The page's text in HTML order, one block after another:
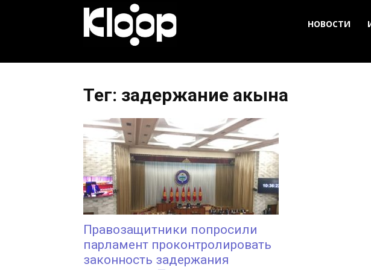
Кыргызстана
НОВОСТИ
Тег: задержание акына
Правозащитники попросили
парламент проконтролировать
законность задержания